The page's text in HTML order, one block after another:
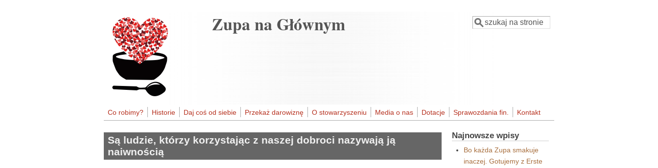
Zupa na Głównym Formularz wyszukiwania
Szukaj
Co robimy? Historie Daj coś od siebie Przekaż darowiznę O stowarzyszeniu Media o nas Dotacje Sprawozdania fin. Kontakt
Są ludzie, którzy korzystając z naszej dobroci nazywają ją
naiwnością
Najnowsze wpisy
Bo każda Zupa smakuje
inaczej. Gotujemy z Erste